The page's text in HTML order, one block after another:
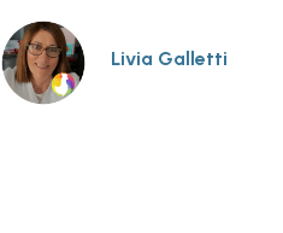
Livia Galletti